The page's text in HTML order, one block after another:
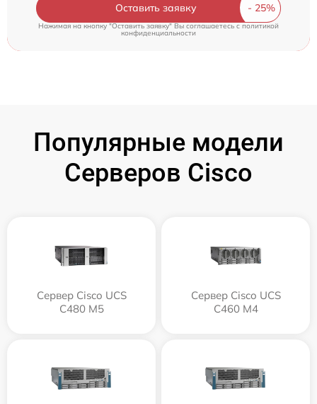
Оставить заявку
Нажимая на кнопку "Оставить заявку" Вы соглашаетесь cполитикой
конфиденциальности
Популярные модели
Серверов Cisco
Сервер Cisco UCS
C480 M5
Сервер Cisco UCS
C460 M4